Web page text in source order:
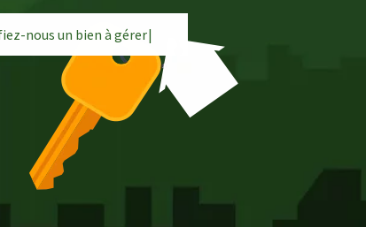
nous un bien à gérer|